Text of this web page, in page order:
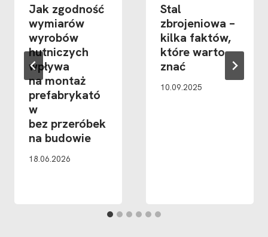
Jak zgodność
wymiarów
wyrobów
hutniczych
wpływa
na montaż
prefabrykató
w
bez przeróbek
na budowie
18.06.2026
Stal
zbrojeniowa –
kilka faktów,
które warto
znać
10.09.2025